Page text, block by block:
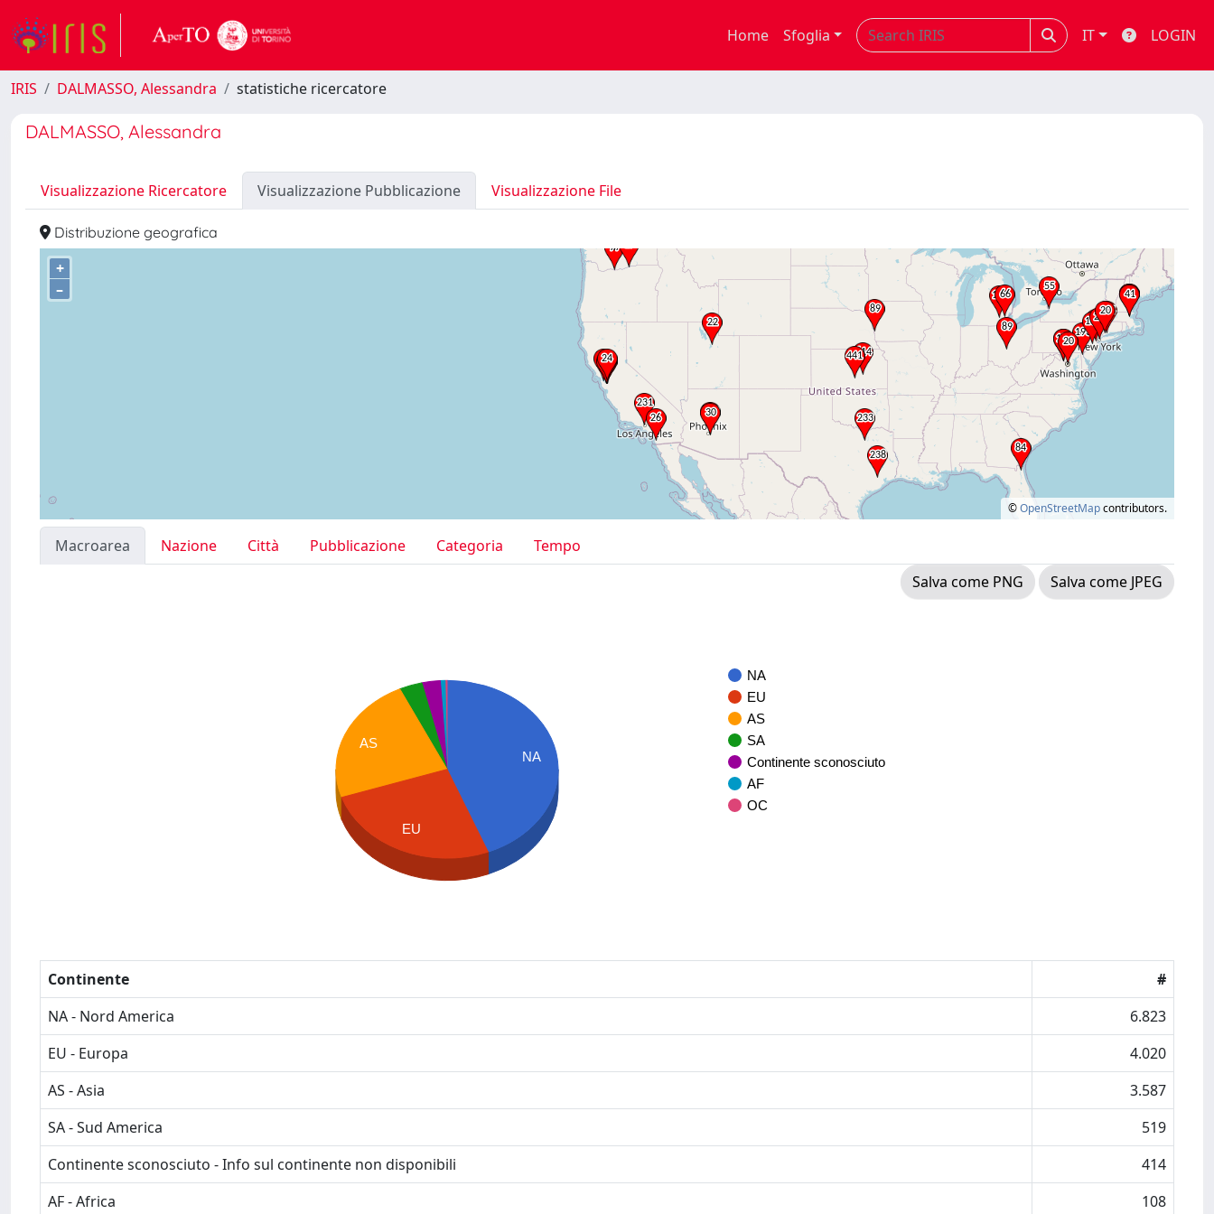
Home Sfoglia IT LOGIN
IRIS DALMASSO, Alessandra statistiche ricercatore
DALMASSO, Alessandra
Visualizzazione Ricercatore Visualizzazione Pubblicazione Visualizzazione File
Distribuzione geografica
+
–
©OpenStreetMapcontributors.
Macroarea Nazione Città Pubblicazione Categoria
Tempo
Salva come PNG
Salva come JPEG
NA
EU
AS
SA
Continente sconosciuto
AF
OC
NA
AS
EU
Continente
#
NA - Nord America
6.823
EU - Europa
4.020
AS - Asia
3.587
SA - Sud America
519
Continente sconosciuto - Info sul continente non disponibili
414
AF - Africa
108